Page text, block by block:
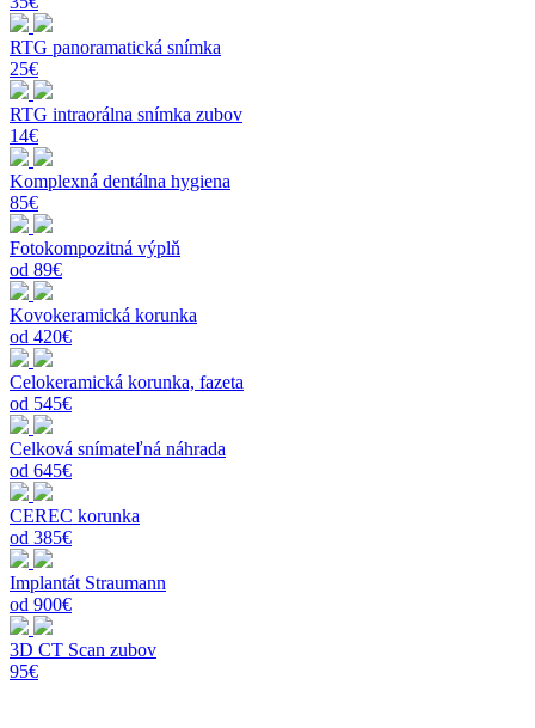
RTG panoramatická snímka
25€
RTG intraorálna snímka zubov
14€
Komplexná dentálna hygiena
85€
Fotokompozitná výplň
od 89€
Kovokeramická korunka
od 420€
Celokeramická korunka, fazeta
od 545€
Celková snímateľná náhrada
od 645€
CEREC korunka
od 385€
Implantát Straumann
od 900€
3D CT Scan zubov
95€